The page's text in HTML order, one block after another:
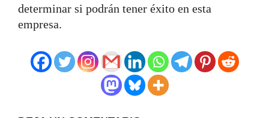
determinar si podrán tener éxito en esta
empresa.